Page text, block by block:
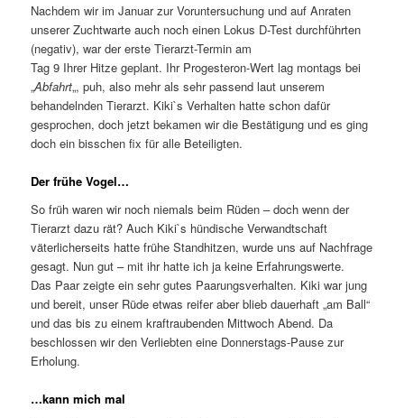
Nachdem wir im Januar zur Voruntersuchung und auf Anraten
unserer Zuchtwarte auch noch einen Lokus D-Test durchführten
(negativ), war der erste Tierarzt-Termin am
Tag 9 Ihrer Hitze geplant. Ihr Progesteron-Wert lag montags bei
„Abfahrt„, puh, also mehr als sehr passend laut unserem
behandelnden Tierarzt. Kiki`s Verhalten hatte schon dafür
gesprochen, doch jetzt bekamen wir die Bestätigung und es ging
doch ein bisschen fix für alle Beteiligten.
Der frühe Vogel…
So früh waren wir noch niemals beim Rüden – doch wenn der
Tierarzt dazu rät? Auch Kiki`s hündische Verwandtschaft
väterlicherseits hatte frühe Standhitzen, wurde uns auf Nachfrage
gesagt. Nun gut – mit ihr hatte ich ja keine Erfahrungswerte.
Das Paar zeigte ein sehr gutes Paarungsverhalten. Kiki war jung
und bereit, unser Rüde etwas reifer aber blieb dauerhaft „am Ball“
und das bis zu einem kraftraubenden Mittwoch Abend. Da
beschlossen wir den Verliebten eine Donnerstags-Pause zur
Erholung.
…kann mich mal